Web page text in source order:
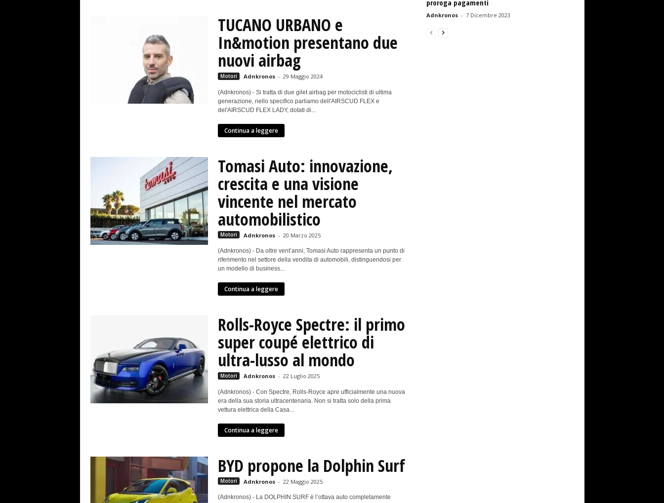
TUCANO URBANO e
In&motion presentano due
nuovi airbag
Motori Adnkronos - 29 Maggio 2024
(Adnkronos) - Si tratta di due gilet airbag per motociclisti di ultima
generazione, nello specifico parliamo dell'AIRSCUD FLEX e
del'AIRSCUD FLEX LADY, dotati di...
Continua a leggere
Tomasi Auto: innovazione,
crescita e una visione
vincente nel mercato
automobilistico
Motori Adnkronos - 20 Marzo 2025
(Adnkronos) - Da oltre vent’anni, Tomasi Auto rappresenta un punto di
riferimento nel settore della vendita di automobili, distinguendosi per
un modello di business...
Continua a leggere
Rolls-Royce Spectre: il primo
super coupé elettrico di
ultra-lusso al mondo
Motori Adnkronos - 22 Luglio 2025
(Adnkronos) - Con Spectre, Rolls-Royce apre ufficialmente una nuova
era della sua storia ultracentenaria. Non si tratta solo della prima
vettura elettrica della Casa...
Continua a leggere
BYD propone la Dolphin Surf
Motori Adnkronos - 22 Maggio 2025
(Adnkronos) - La DOLPHIN SURF è l’ottava auto completamente
proroga pagamenti
Adnkronos - 7 Dicembre 2023